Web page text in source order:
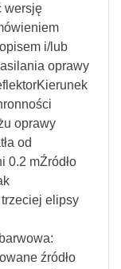
wersję
i/lub
oprawy
oprawy
od
0.2 mŹródło
trzeciej elipsy
źródło